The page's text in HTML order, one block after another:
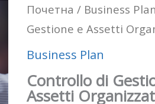
Почетна / Business Plan
Gestione e Assetti
Business Plan
Controllo di
Assetti
Controllo
di
Gestione
Assetti